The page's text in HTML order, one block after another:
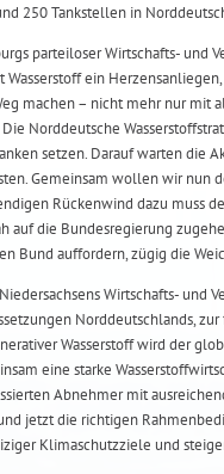
250 Tankstellen in
parteiloser Wirtschafts- und
Wasserstoff ein
machen – nicht mehr nur mit
Die Norddeutsche
setzen. Darauf warten die
Gemeinsam wollen wir nun
Rückenwind dazu muss
auf die Bundesregierung
Bund auffordern, zügig die
Wirtschafts- und
Norddeutschlands,
Wasserstoff wird der
eine starke
Abnehmer mit
jetzt die richtigen
Klimaschutzziele und